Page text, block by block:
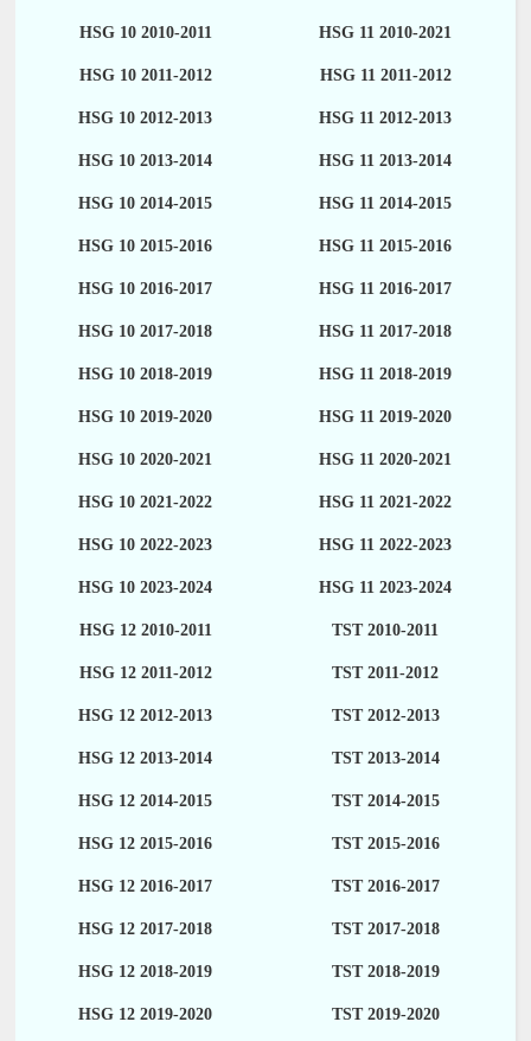
HSG 10 2010-2011 HSG 11 2010-2021
HSG 10 2011-2012 HSG 11 2011-2012
HSG 10 2012-2013 HSG 11 2012-2013
HSG 10 2013-2014 HSG 11 2013-2014
HSG 10 2014-2015 HSG 11 2014-2015
HSG 10 2015-2016 HSG 11 2015-2016
HSG 10 2016-2017 HSG 11 2016-2017
HSG 10 2017-2018 HSG 11 2017-2018
HSG 10 2018-2019 HSG 11 2018-2019
HSG 10 2019-2020 HSG 11 2019-2020
HSG 10 2020-2021 HSG 11 2020-2021
HSG 10 2021-2022 HSG 11 2021-2022
HSG 10 2022-2023 HSG 11 2022-2023
HSG 10 2023-2024 HSG 11 2023-2024
HSG 12 2010-2011 TST 2010-2011
HSG 12 2011-2012 TST 2011-2012
HSG 12 2012-2013 TST 2012-2013
HSG 12 2013-2014 TST 2013-2014
HSG 12 2014-2015 TST 2014-2015
HSG 12 2015-2016 TST 2015-2016
HSG 12 2016-2017 TST 2016-2017
HSG 12 2017-2018 TST 2017-2018
HSG 12 2018-2019 TST 2018-2019
HSG 12 2019-2020 TST 2019-2020